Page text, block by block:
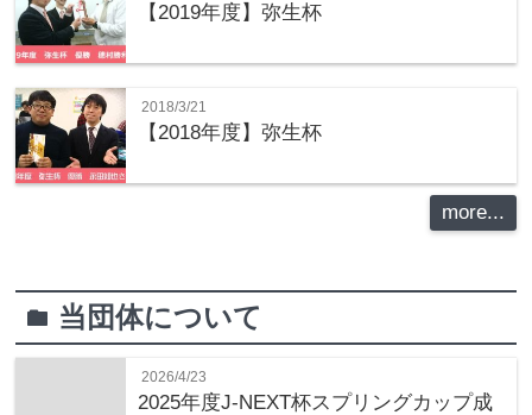
【2019年度】弥生杯
2018/3/21
【2018年度】弥生杯
more...
folder 当団体について
2026/4/23
2025年度J-NEXT杯スプリングカップ成